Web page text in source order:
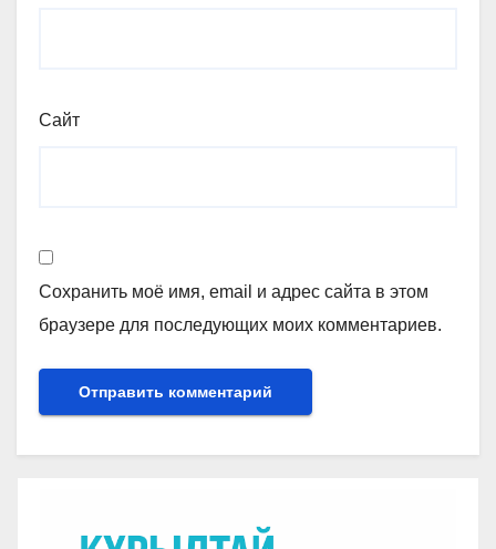
Сайт
Сохранить моё имя, email и адрес сайта в этом
браузере для последующих моих комментариев.